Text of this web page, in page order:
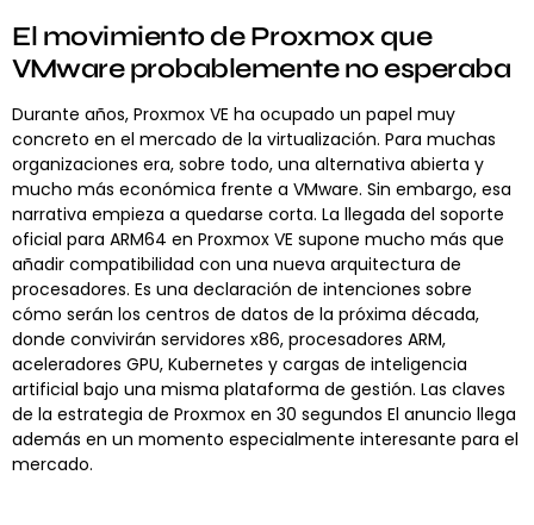
El movimiento de Proxmox que
VMware probablemente no esperaba
Durante años, Proxmox VE ha ocupado un papel muy
concreto en el mercado de la virtualización. Para muchas
organizaciones era, sobre todo, una alternativa abierta y
mucho más económica frente a VMware. Sin embargo, esa
narrativa empieza a quedarse corta. La llegada del soporte
oficial para ARM64 en Proxmox VE supone mucho más que
añadir compatibilidad con una nueva arquitectura de
procesadores. Es una declaración de intenciones sobre
cómo serán los centros de datos de la próxima década,
donde convivirán servidores x86, procesadores ARM,
aceleradores GPU, Kubernetes y cargas de inteligencia
artificial bajo una misma plataforma de gestión. Las claves
de la estrategia de Proxmox en 30 segundos El anuncio llega
además en un momento especialmente interesante para el
mercado.